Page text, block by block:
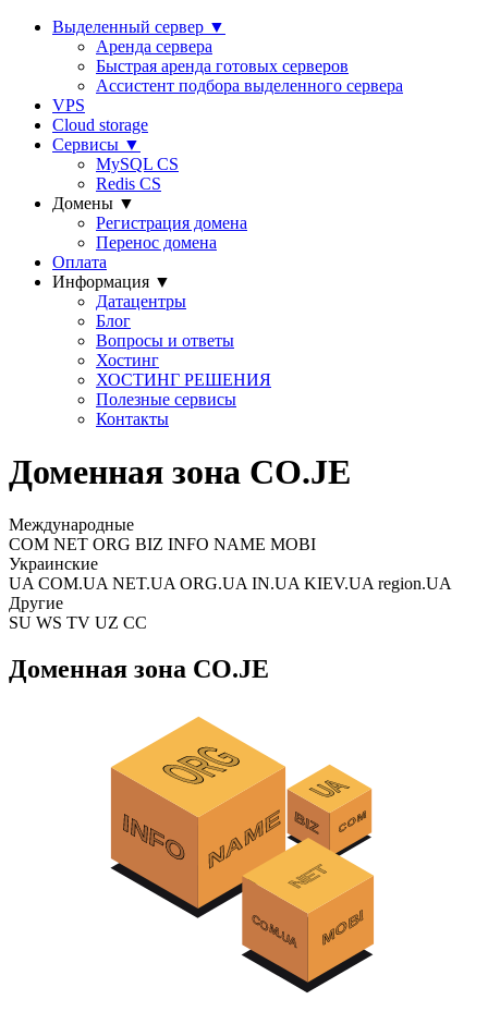
Выделенный сервер ▼
Аренда сервера
Быстрая аренда готовых серверов
Ассистент подбора выделенного сервера
VPS
Cloud storage
Сервисы ▼
MySQL CS
Redis CS
Домены ▼
Регистрация домена
Перенос домена
Оплата
Информация ▼
Датацентры
Блог
Вопросы и ответы
Хостинг
ХОСТИНГ РЕШЕНИЯ
Полезные сервисы
Контакты
Доменная зона CO.JE
Международные
COM NET ORG BIZ INFO NAME MOBI
Украинские
UA COM.UA NET.UA ORG.UA IN.UA KIEV.UA region.UA
Другие
SU WS TV UZ CC
Доменная зона CO.JE